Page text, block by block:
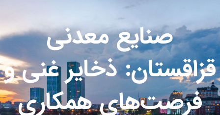
صنایع معدنی
قزاقستان: ذخایر غنی و
فرصت‌های همکاری